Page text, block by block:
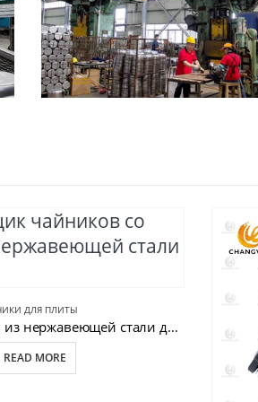
ДЛЯ ПЛИТЫ
Чайник со свистком из нержавеющей стали для домашней кухни CW-T056-C
READ MORE